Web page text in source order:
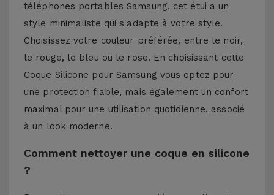
téléphones portables Samsung, cet étui a un
style minimaliste qui s'adapte à votre style.
Choisissez votre couleur préférée, entre le noir,
le rouge, le bleu ou le rose. En choisissant cette
Coque Silicone pour Samsung vous optez pour
une protection fiable, mais également un confort
maximal pour une utilisation quotidienne, associé
à un look moderne.
Comment nettoyer une coque en silicone
?